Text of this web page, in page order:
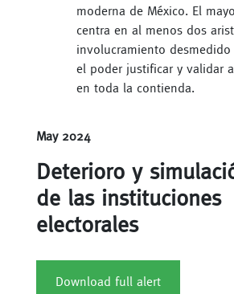
moderna de México. El
centra en al menos dos
involucramiento
el poder justificar y validar
en toda la contienda.
May 2024
Deterioro y
de las instituciones
electorales
Download full alert